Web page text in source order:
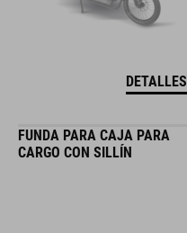
DETALLES
FUNDA PARA CAJA PARA
CARGO CON SILLÍN